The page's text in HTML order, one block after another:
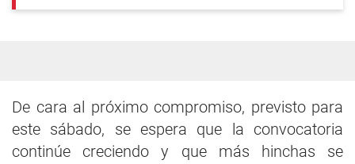
De cara al próximo compromiso, previsto para
este sábado, se espera que la convocatoria
continúe creciendo y que más hinchas se